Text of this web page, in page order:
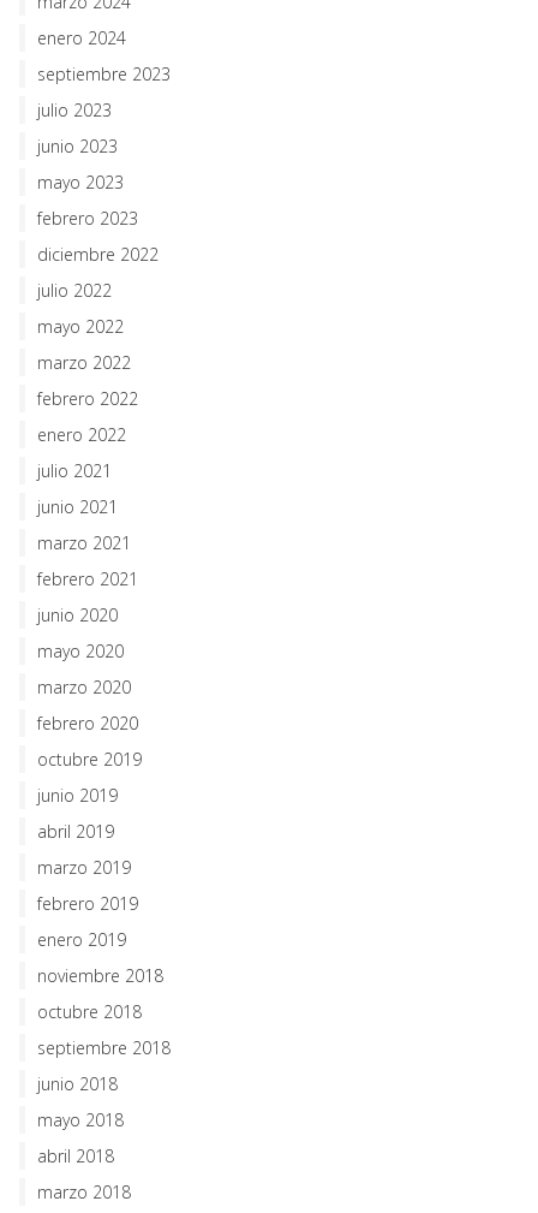
enero 2024
septiembre 2023
julio 2023
junio 2023
mayo 2023
febrero 2023
diciembre 2022
julio 2022
mayo 2022
marzo 2022
febrero 2022
enero 2022
julio 2021
junio 2021
marzo 2021
febrero 2021
junio 2020
mayo 2020
marzo 2020
febrero 2020
octubre 2019
junio 2019
abril 2019
marzo 2019
febrero 2019
enero 2019
noviembre 2018
octubre 2018
septiembre 2018
junio 2018
mayo 2018
abril 2018
marzo 2018